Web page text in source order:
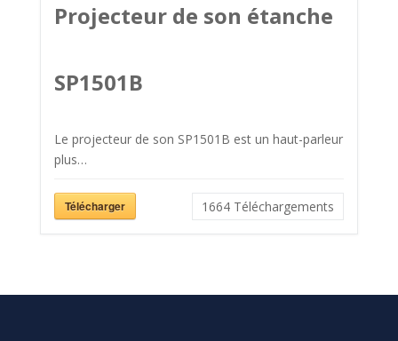
Projecteur de son étanche
SP1501B
Le projecteur de son SP1501B est un haut-parleur
plus…
Télécharger 1664 Téléchargements